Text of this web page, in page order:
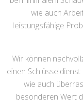
wie auch
leistungsfähige
Wir können
einen
wie auch
besonderen Wert